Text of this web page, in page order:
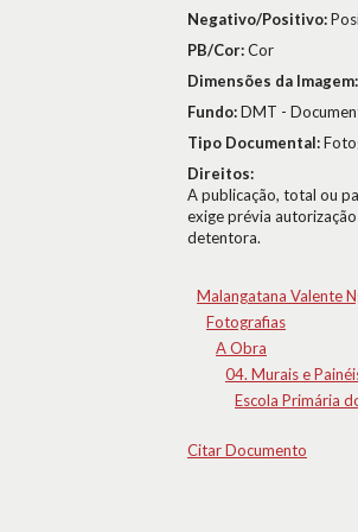
Negativo/Positivo:
PB/Cor:Cor
Dimensões da Imagem:
Fundo:DMT -
Tipo Documental:
Direitos:
A publicação, total ou
exige prévia
detentora.
Malangatana Valente
Fotografias
A Obra
04. Murais e
Escola Primária
Citar Documento